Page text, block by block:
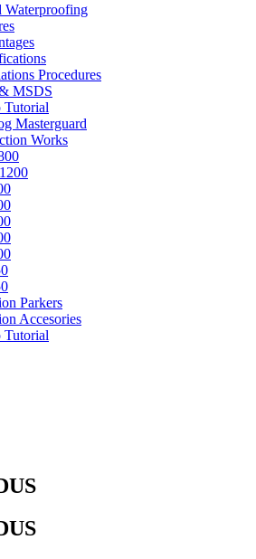
Waterproofing
Procedures
MSDS
Tutorial
Masterguard
Works
Parkers
Accesories
Tutorial